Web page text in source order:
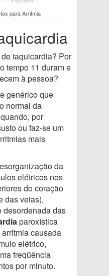
para Arritmia
taquicardia? Por
tempo 11 duram e
à pessoa?
genérico que
normal da
por
ou faz-se um
mais
da
elétricos nos
do coração
das veias),
desordenada das
paroxística
causada
elétrico,
freqüência
por minuto.